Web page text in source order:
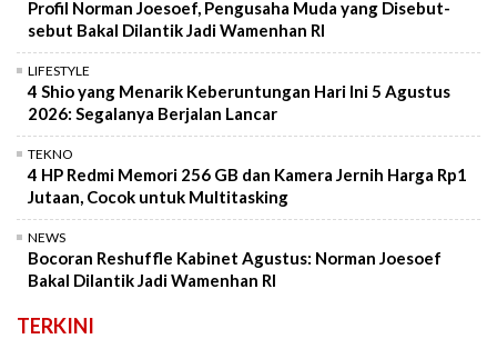
Profil Norman Joesoef, Pengusaha Muda yang Disebut-
sebut Bakal Dilantik Jadi Wamenhan RI
LIFESTYLE
4 Shio yang Menarik Keberuntungan Hari Ini 5 Agustus
2026: Segalanya Berjalan Lancar
TEKNO
4 HP Redmi Memori 256 GB dan Kamera Jernih Harga Rp1
Jutaan, Cocok untuk Multitasking
NEWS
Bocoran Reshuffle Kabinet Agustus: Norman Joesoef
Bakal Dilantik Jadi Wamenhan RI
TERKINI